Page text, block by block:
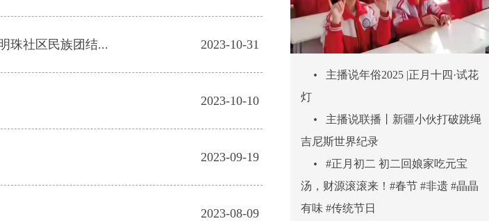
珠社区民族团结... 2023-10-31
2023-10-10
2023-09-19
2023-08-09
•
主播说年俗2025 |正月十四·试花
灯
•
主播说联播丨新疆小伙打破跳绳
吉尼斯世界纪录
•
#正月初二 初二回娘家吃元宝
汤，财源滚滚来！#春节 #非遗 #晶晶
有味 #传统节日